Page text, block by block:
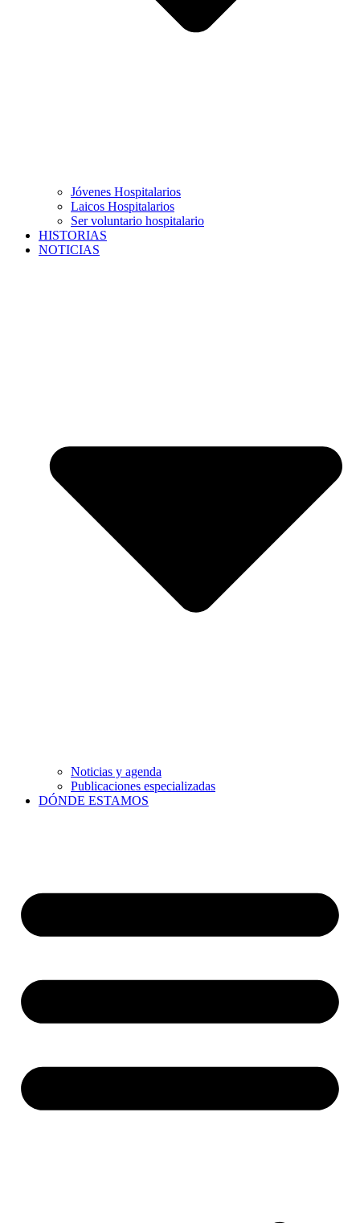
Jóvenes Hospitalarios
Laicos Hospitalarios
Ser voluntario hospitalario
HISTORIAS
NOTICIAS
Noticias y agenda
Publicaciones especializadas
DÓNDE ESTAMOS